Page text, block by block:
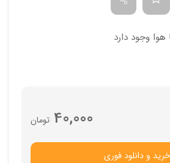
هوا وجود دارد
تومان 40,000
خرید و دانلود فوری